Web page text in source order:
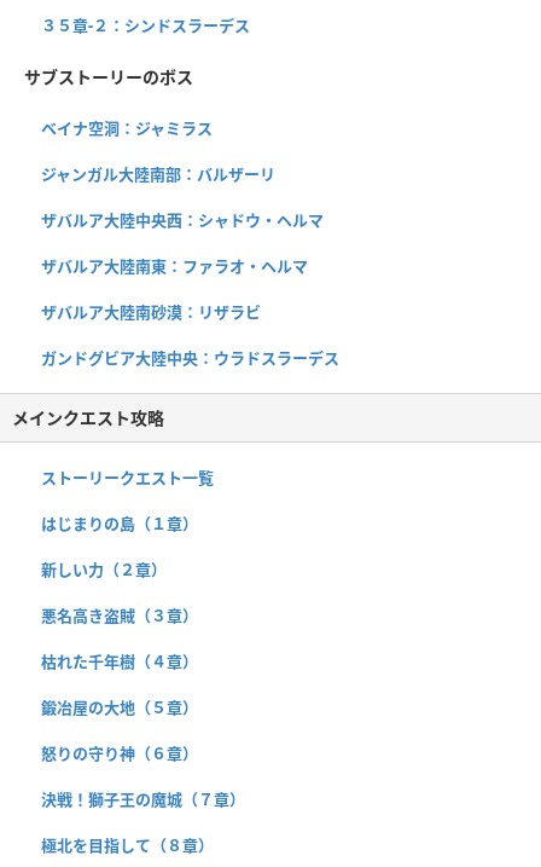
３５章-２：シンドスラーデス
サブストーリーのボス
ベイナ空洞：ジャミラス
ジャンガル大陸南部：バルザーリ
ザバルア大陸中央西：シャドウ・ヘルマ
ザバルア大陸南東：ファラオ・ヘルマ
ザバルア大陸南砂漠：リザラビ
ガンドグビア大陸中央：ウラドスラーデス
メインクエスト攻略
ストーリークエスト一覧
はじまりの島（１章）
新しい力（２章）
悪名高き盗賊（３章）
枯れた千年樹（４章）
鍛冶屋の大地（５章）
怒りの守り神（６章）
決戦！獅子王の魔城（７章）
極北を目指して（８章）